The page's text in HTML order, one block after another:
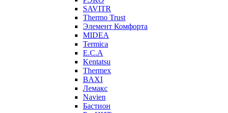
SAVITR
Thermo Trust
Элемент Комфорта
MIDEA
Termica
E.C.A
Kentatsu
Thermex
BAXI
Лемакс
Navien
Бастион